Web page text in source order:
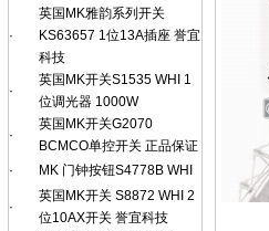
·
英国MK雅韵系列开关
KS63657 1位13A插座 誉宜
科技
·
英国MK开关S1535 WHI 1
位调光器 1000W
·
英国MK开关G2070
BCMCO单控开关 正品保证
·
MK 门钟按钮S4778B WHI
·
英国MK开关 S8872 WHI 2
位10AX开关 誉宜科技